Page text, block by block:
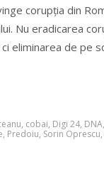
corupția din
Nu eradicarea
eliminarea de pe
, cobai, Digi 24, DNA,
, Predoiu, Sorin Oprescu,